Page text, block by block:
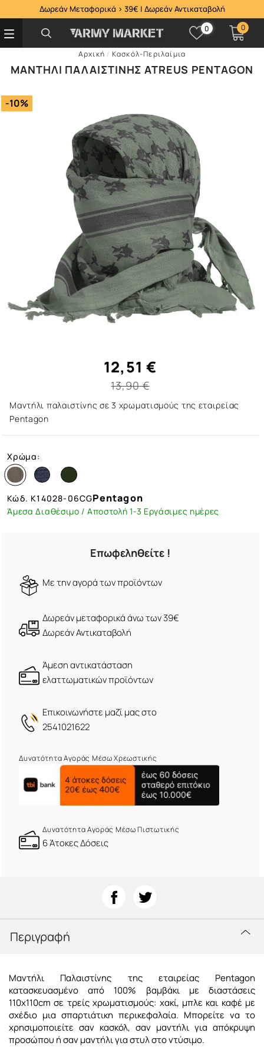
Δωρεάν Μεταφορικά > 39€ | Δωρεάν Αντικαταβολή
0 0
Αρχική / Κασκόλ-Περιλαίμια
ΜΑΝΤΉΛΙ ΠΑΛΑΙΣΤΊΝΗΣ ATREUS PENTAGON
-10%
12,51 €
13,90 €
Μαντήλι παλαιστίνης σε 3 χρωματισμούς της εταιρείας
Pentagon
Χρώμα:
Κώδ. K14028-06CGPentagon
Άμεσα Διαθέσιμο / Αποστολή 1-3 Εργάσιμες ημέρες
Επωφεληθείτε !
Mε την αγορά των προϊόντων
Δωρεάν μεταφορικά άνω των 39€
Δωρεάν Αντικαταβολή
Άμεση αντικατάσταση
ελαττωματικών προϊόντων
Eπικοινωνήστε μαζί μας στο
2541021622
Δυνατότητα Αγοράς Μέσω Χρεωστικής
Δυνατότητα Αγοράς Μέσω Πιστωτικής
6 Άτοκες Δόσεις
Περιγραφή
Μαντήλι Παλαιστίνης της εταιρείας Pentagon
κατασκευασμένο από 100% βαμβάκι με διαστάσεις
110x110cm σε τρείς χρωματισμούς: χακί, μπλε και καφέ με
σχέδιο μια σπαρτιάτικη περικεφαλαία. Μπορείτε να το
χρησιμοποιείτε σαν κασκόλ, σαν μαντήλι για απόκρυψη
προσώπου ή σαν μαντήλι για στυλ στο ντύσιμο.